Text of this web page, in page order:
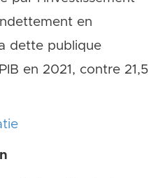
en
dette publique
en 2021, contre 21,5